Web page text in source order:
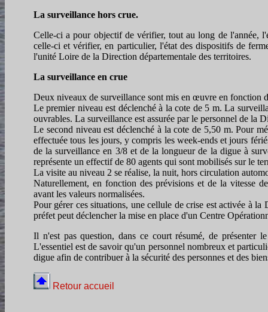
La surveillance hors crue.
Celle-ci a pour objectif de vérifier, tout au long de l'année,
celle-ci et vérifier, en particulier, l'état des dispositifs de
l'unité Loire de la Direction départementale des territoires.
La surveillance en crue
Deux niveaux de surveillance sont mis en œuvre en fonction
Le premier niveau est déclenché à la cote de 5 m. La
ouvrables. La surveillance est assurée par le personnel de la
Le second niveau est déclenché à la cote de 5,50 m. Pour
effectuée tous les jours, y compris les week-ends et jours
de la surveillance en 3/8 et de la longueur de la digue à
représente un effectif de 80 agents qui sont mobilisés sur le
La visite au niveau 2 se réalise, la nuit, hors circulation
Naturellement, en fonction des prévisions et de la vitesse
avant les valeurs normalisées.
Pour gérer ces situations, une cellule de crise est activée à
préfet peut déclencher la mise en place d'un Centre
Il n'est pas question, dans ce court résumé, de présenter
L'essentiel est de savoir qu'un personnel nombreux et
digue afin de contribuer à la sécurité des personnes et des
Retour accueil